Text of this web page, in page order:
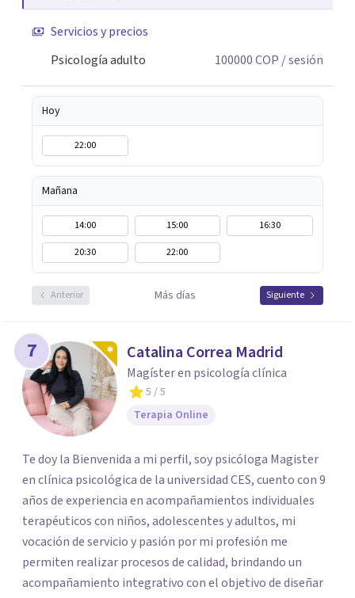
Servicios y precios
Psicología adulto
100000COP / sesión
Hoy
22:00
Mañana
14:00 15:00
16:30
20:30
22:00
Anterior Más días Siguiente
7 Catalina Correa Madrid
Magíster en psicología clínica
5 / 5
Terapia Online
Te doy la Bienvenida a mi perfil, soy psicóloga Magister
en clínica psicológica de la universidad CES, cuento con 9
años de experiencia en acompañamientos individuales
terapéuticos con niños, adolescentes y adultos, mi
vocación de servicio y pasión por mi profesión me
permiten realizar procesos de calidad, brindando un
acompañamiento integrativo con el objetivo de diseñar